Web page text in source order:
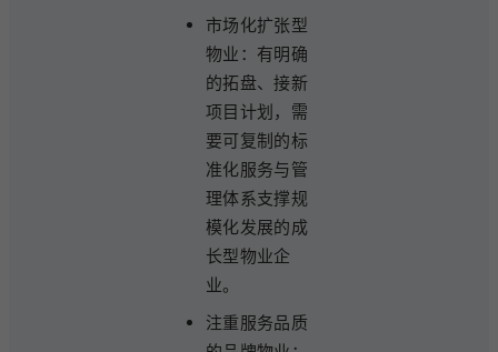
市场化扩张型
物业：有明确
的拓盘、接新
项目计划，需
要可复制的标
准化服务与管
理体系支撑规
模化发展的成
长型物业企
业。
注重服务品质